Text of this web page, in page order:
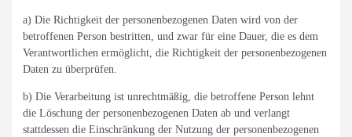
a) Die Richtigkeit der personenbezogenen Daten wird von der
betroffenen Person bestritten, und zwar für eine Dauer, die es dem
Verantwortlichen ermöglicht, die Richtigkeit der personenbezogenen
Daten zu überprüfen.
b) Die Verarbeitung ist unrechtmäßig, die betroffene Person lehnt
die Löschung der personenbezogenen Daten ab und verlangt
stattdessen die Einschränkung der Nutzung der personenbezogenen